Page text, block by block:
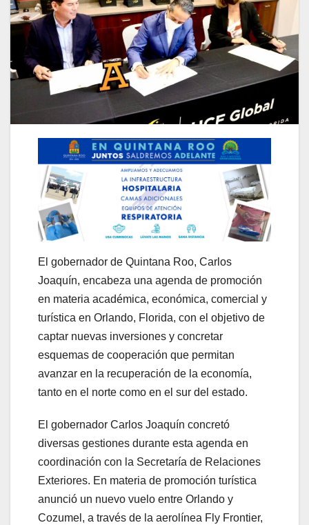
El gobernador de Quintana Roo, Carlos
Joaquín, encabeza una agenda de promoción
en materia académica, económica, comercial y
turística en Orlando, Florida, con el objetivo de
captar nuevas inversiones y concretar
esquemas de cooperación que permitan
avanzar en la recuperación de la economía,
tanto en el norte como en el sur del estado.
El gobernador Carlos Joaquín concretó
diversas gestiones durante esta agenda en
coordinación con la Secretaría de Relaciones
Exteriores. En materia de promoción turística
anunció un nuevo vuelo entre Orlando y
Cozumel, a través de la aerolínea Fly Frontier,